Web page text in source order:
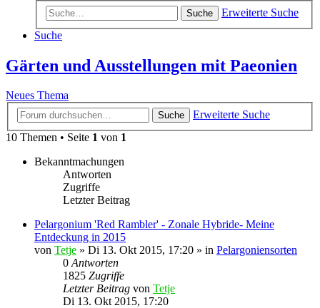
Suche
Erweiterte Suche
Suche
Gärten und Ausstellungen mit Paeonien
Neues Thema
Suche
Erweiterte Suche
10 Themen • Seite 1 von 1
Bekanntmachungen
Antworten
Zugriffe
Letzter Beitrag
Pelargonium 'Red Rambler' - Zonale Hybride- Meine
Entdeckung in 2015
von Tetje » Di 13. Okt 2015, 17:20 » in Pelargoniensorten
0 Antworten
1825 Zugriffe
Letzter Beitrag von Tetje
Di 13. Okt 2015, 17:20